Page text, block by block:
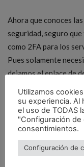
Ahora que conoces
seguridad, seguro
como 2FA para los
Pues solamente
dejamos el enlace de
Utilizamos
su experiencia. Al
el uso de TODAS
"Configuración de
consentimientos.
Configuración de